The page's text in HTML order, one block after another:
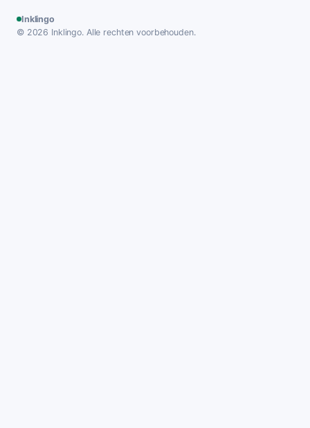
Inklingo
© 2026 Inklingo. Alle rechten voorbehouden.